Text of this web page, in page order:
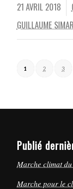
21 AVRIL 2018 /
GUILLAUME
1 2 3
Publié
Marche climat
Marche pour le